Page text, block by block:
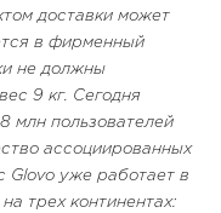
доставки может
в фирменный
не должны
9 кг. Сегодня
млн пользователей
ассоциированных
Glovo уже работает в
трех континентах: